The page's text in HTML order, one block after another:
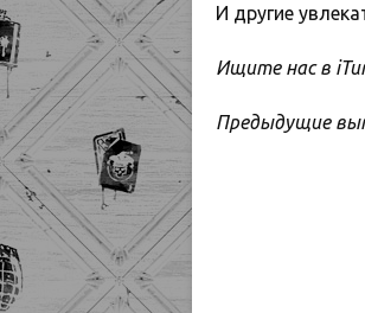
И другие
Ищите нас в
Предыдущие